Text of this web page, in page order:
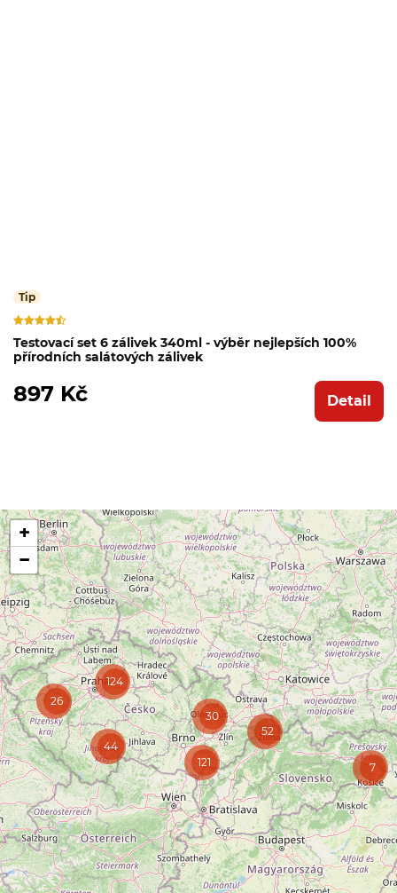
Testovací set 6 zálivek 340ml - výběr nejlepších 100%
přírodních salátových zálivek
897 Kč Detail
26
124
52
44
30
121 7
+
−